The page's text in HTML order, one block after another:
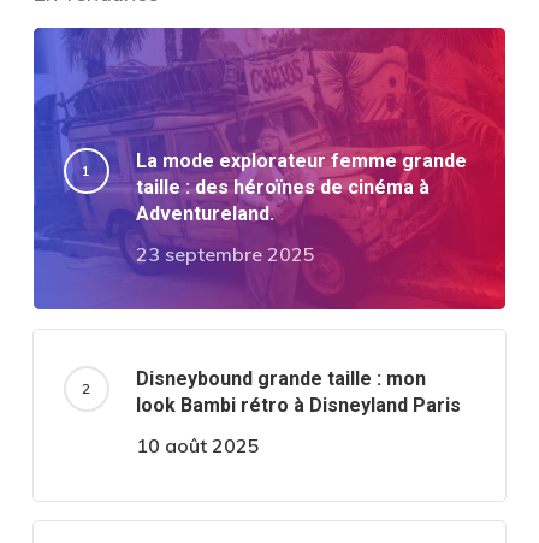
La mode explorateur femme grande
taille : des héroïnes de cinéma à
Adventureland.
23 septembre 2025
Disneybound grande taille : mon
look Bambi rétro à Disneyland Paris
10 août 2025